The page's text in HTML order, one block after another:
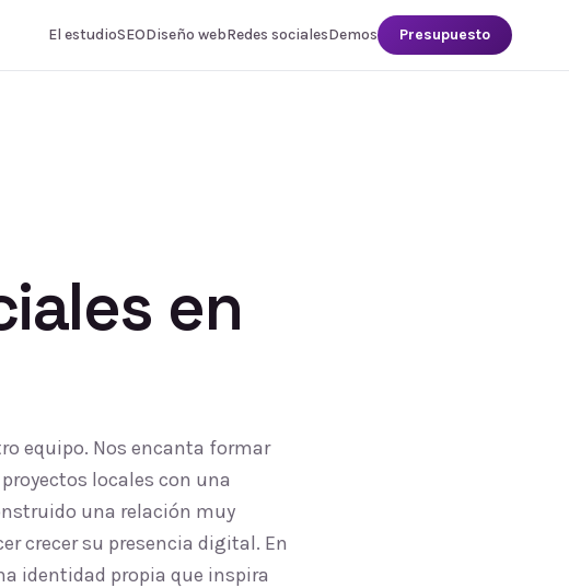
El estudioSEODiseño webRedes socialesDemos Presupuesto
en
equipo. Nos encanta formar
locales con una
una relación muy
crecer su presencia digital. En
identidad propia que inspira